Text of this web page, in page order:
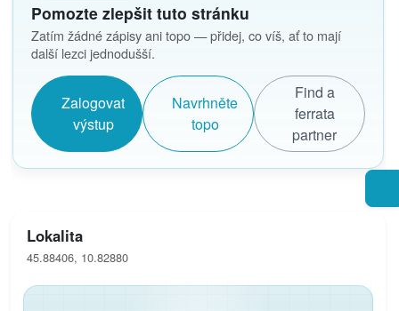
Pomozte zlepšit tuto stránku
Zatím žádné zápisy ani topo — přidej, co víš, ať to mají
další lezci jednodušší.
Zalogovat
výstup
Navrhněte
topo
Find a
ferrata
partner
Lokalita
45.88406, 10.82880